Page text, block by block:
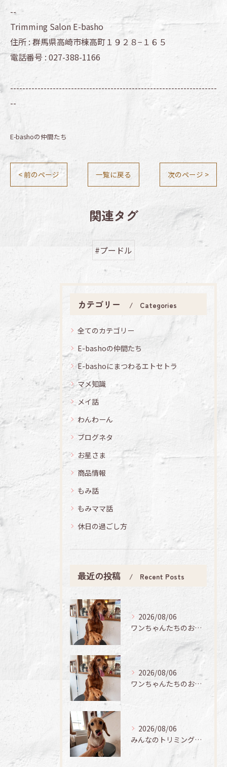
--
Trimming Salon E-basho
住所 :群馬県高崎市棟高町１９２８−１６５
電話番号 : 027-388-1166
--------------------------------------------------------------------
--
E-bashoの仲間たち
< 前のページ 一覧に戻る 次のページ >
関連タグ
#プードル
カテゴリー Categories
全てのカテゴリー
E-bashoの仲間たち
E-bashoにまつわるエトセトラ
マメ知識
メイ話
わんわーん
ブログネタ
お星さま
商品情報
もみ話
もみママ話
休日の過ごし方
最近の投稿 Recent Posts
2026/08/06
ワンちゃんたちのお手入れ日記🐶✨
2026/08/06
ワンちゃんたちのお手入れ日記🐶✨
2026/08/06
みんなのトリミング日記🌟